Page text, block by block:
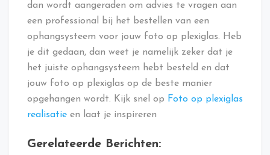
dan wordt aangeraden om advies te vragen aan
een professional bij het bestellen van een
ophangsysteem voor jouw foto op plexiglas. Heb
je dit gedaan, dan weet je namelijk zeker dat je
het juiste ophangsysteem hebt besteld en dat
jouw foto op plexiglas op de beste manier
opgehangen wordt. Kijk snel op Foto op plexiglas
realisatie en laat je inspireren
Gerelateerde Berichten: